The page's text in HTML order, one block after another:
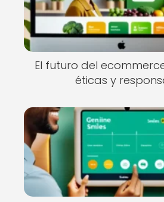
El futuro del
éticas y